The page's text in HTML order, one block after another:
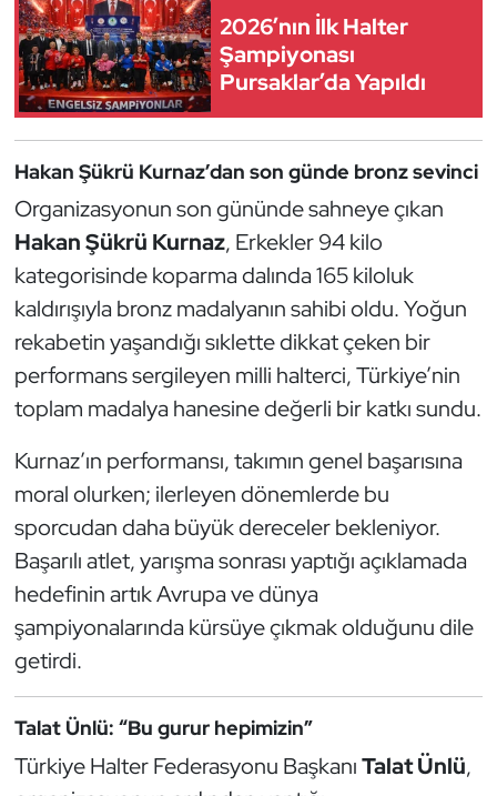
2026’nın İlk Halter
Şampiyonası
Pursaklar’da Yapıldı
Hakan Şükrü Kurnaz’dan son günde bronz sevinci
Organizasyonun son gününde sahneye çıkan
Hakan Şükrü Kurnaz, Erkekler 94 kilo
kategorisinde koparma dalında 165 kiloluk
kaldırışıyla bronz madalyanın sahibi oldu. Yoğun
rekabetin yaşandığı sıklette dikkat çeken bir
performans sergileyen milli halterci, Türkiye’nin
toplam madalya hanesine değerli bir katkı sundu.
Kurnaz’ın performansı, takımın genel başarısına
moral olurken; ilerleyen dönemlerde bu
sporcudan daha büyük dereceler bekleniyor.
Başarılı atlet, yarışma sonrası yaptığı açıklamada
hedefinin artık Avrupa ve dünya
şampiyonalarında kürsüye çıkmak olduğunu dile
getirdi.
Talat Ünlü: “Bu gurur hepimizin”
Türkiye Halter Federasyonu BaşkanıTalat Ünlü,
Masa Tenisi
Modern Pentatlon
Muay Thai
Okçuluk
Optimist
Oryantiring
Özel Sporcular
Paralimpik
Ragbi
Satranç
Su Topu
Sualtı Sporları
Tekvando